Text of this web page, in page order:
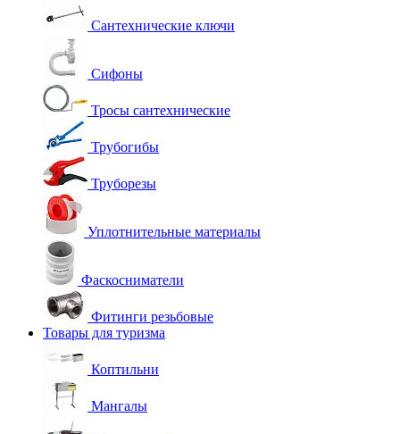
Сантехнические ключи
Сифоны
Тросы сантехнические
Трубогибы
Труборезы
Уплотнительные материалы
Фаскосниматели
Фитинги резьбовые
Товары для туризма
Коптильни
Мангалы